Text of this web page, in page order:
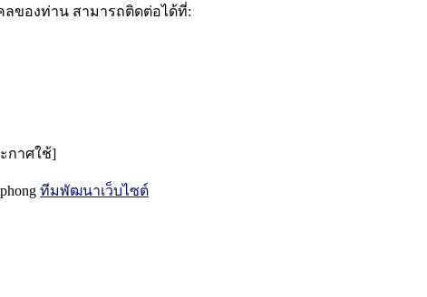
ของท่าน สามารถติดต่อได้ที่:
กาศใช้]
ทีมพัฒนาเว็บไซต์